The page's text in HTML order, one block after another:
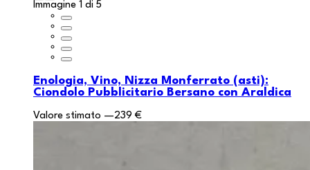
Immagine 1 di 5
Enologia, Vino, Nizza Monferrato (asti):
Ciondolo Pubblicitario Bersano con Araldica
Valore stimato —239 €